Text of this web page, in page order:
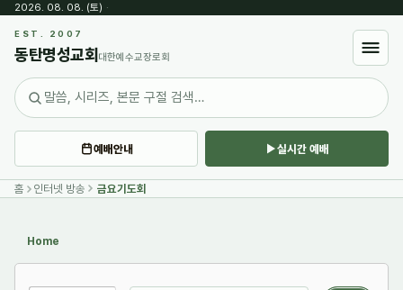
2026. 08. 08. (토) ·
EST. 2007
동탄명성교회 대한예수교장로회
예배안내 실시간 예배
홈 인터넷 방송 금요기도회
Home
Sketchbook5, 스케치북5
Sketchbook5, 스케치북5